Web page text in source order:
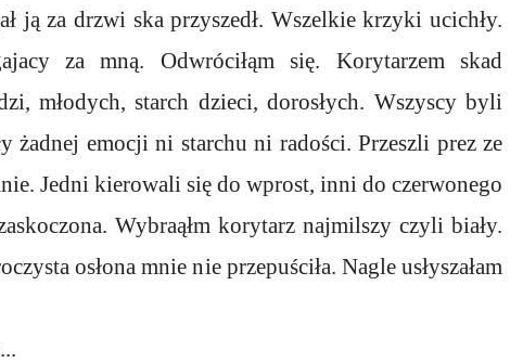
ją za drzwi ska przyszedł. Wszelkie krzyki ucichły.
za mną. Odwróciłąm się. Korytarzem skad
młodych, starch dzieci, dorosłych. Wszyscy byli
żadnej emocji ni starchu ni radości. Przeszli prez ze
Jedni kierowali się do wprost, inni do czerwonego
Wybraąłm korytarz najmilszy czyli biały.
osłona mnie nie przepuściła. Nagle usłyszałam